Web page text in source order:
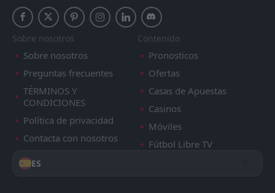
Sobre nosotros
Sobre nosotros
Preguntas frecuentes
TÉRMINOS Y
CONDICIONES
Política de privacidad
Contacta con nosotros
Contenido
Pronosticos
Ofertas
Casas de Apuestas
Casinos
Móviles
Fútbol Libre TV
ES